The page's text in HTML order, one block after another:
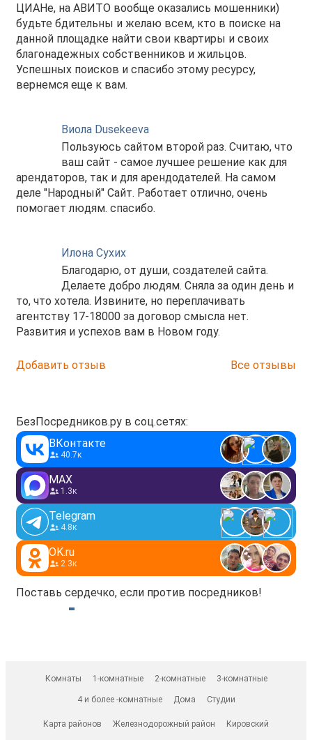
ЦИАНе, на АВИТО вообще оказались мошенники)
будьте бдительны и желаю всем, кто в поиске на
данной площадке найти свои квартиры и своих
благонадежных собственников и жильцов.
Успешных поисков и спасибо этому ресурсу,
вернемся еще к вам.
Виола Dusekeeva
Пользуюсь сайтом второй раз. Считаю, что
ваш сайт - самое лучшее решение как для
арендаторов, так и для арендодателей. На самом
деле "Народный" Сайт. Работает отлично, очень
помогает людям. спасибо.
Илона Сухих
Благодарю, от души, создателей сайта.
Делаете добро людям. Сняла за один день и
то, что хотела. Извините, но переплачивать
агентству 17-18000 за договор смысла нет.
Развития и успехов вам в Новом году.
Добавить отзыв Все отзывы
БезПосредников.ру в соц.сетях:
ВКонтакте
40.7к
MAX
1.3к
Telegram
4.8к
OK.ru
2.3к
Поставь сердечко, если против посредников!
Комнаты 1-комнатные 2-комнатные 3-комнатные
4 и более -комнатные Дома Студии
Карта районов Железнодорожный район Кировский